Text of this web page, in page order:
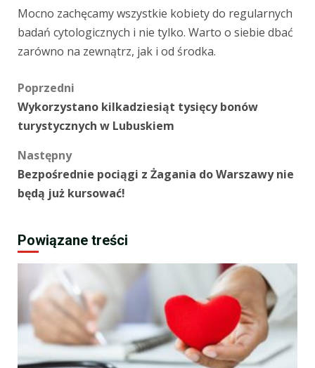
Mocno zachęcamy wszystkie kobiety do regularnych
badań cytologicznych i nie tylko. Warto o siebie dbać
zarówno na zewnątrz, jak i od środka.
Zobacz
wpisy
Poprzedni
Wykorzystano kilkadziesiąt tysięcy bonów
turystycznych w Lubuskiem
Następny
Bezpośrednie pociągi z Żagania do Warszawy nie
będą już kursować!
Powiązane treści